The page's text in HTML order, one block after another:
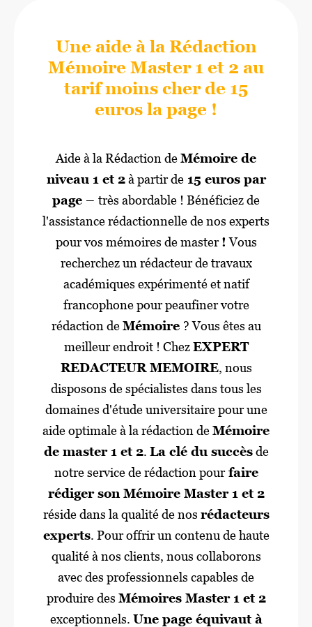
Une aide à la Rédaction
Mémoire Master 1 et 2 au
tarif moins cher de 15
euros la page !
Aide à la Rédaction deMémoire de
niveau 1 et 2à partir de15 euros par
page – très abordable ! Bénéficiez de
l'assistance rédactionnelle de nos experts
pour vos mémoires de master! Vous
recherchez un rédacteur de travaux
académiques expérimenté et natif
francophone pour peaufiner votre
rédaction deMémoire ? Vous êtes au
meilleur endroit ! ChezEXPERT
REDACTEUR MEMOIRE, nous
disposons de spécialistes dans tous les
domaines d'étude universitaire pour une
aide optimale à la rédaction deMémoire
de master 1 et 2. La clé du succèsde
notre service de rédaction pourfaire
rédiger son Mémoire Master 1 et 2
réside dans la qualité de nos rédacteurs
experts. Pour offrir un contenu de haute
qualité à nos clients, nous collaborons
avec des professionnels capables de
produire des Mémoires Master 1 et 2
exceptionnels. Une page équivaut à